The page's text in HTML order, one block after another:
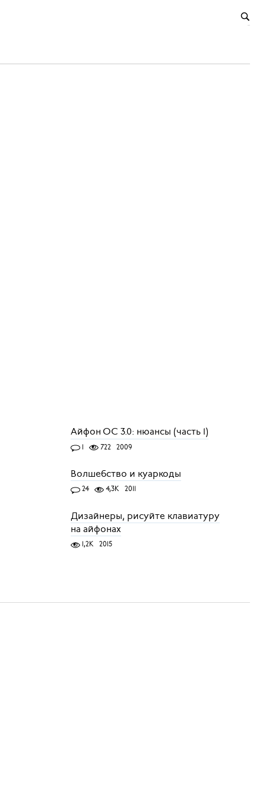
Айфон ОС 3.0: нюансы (часть 1)
1 722 2009
Волшебство и куаркоды
24 4,3K 2011
Дизайнеры, рисуйте клавиатуру
на айфонах
1,2K 2015